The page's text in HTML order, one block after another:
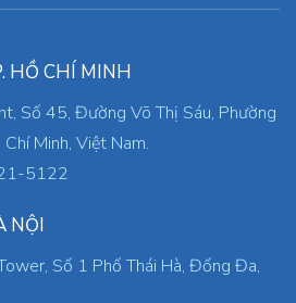
HỒ CHÍ MINH
Số 45, Đường Võ Thị Sáu, Phường
Minh, Việt Nam.
5122
NỘI
Số 1 Phố Thái Hà, Đống Đa,